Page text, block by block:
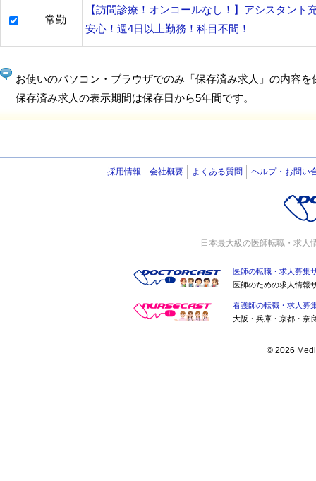
常勤
【訪問診療！オンコールなし！】アシスタント
安心！週4日以上勤務！科目不問！
お使いのパソコン・ブラウザでのみ「保存済み求人」の内容を
保存済み求人の表示期間は保存日から5年間です。
採用情報 会社概要 よくある質問 ヘルプ・お問い
日本最大級の医師転職・求人
医師の転職・求人募集
医師のための求人情報
看護師の転職・求人募
大阪・兵庫・京都・奈
© 2026